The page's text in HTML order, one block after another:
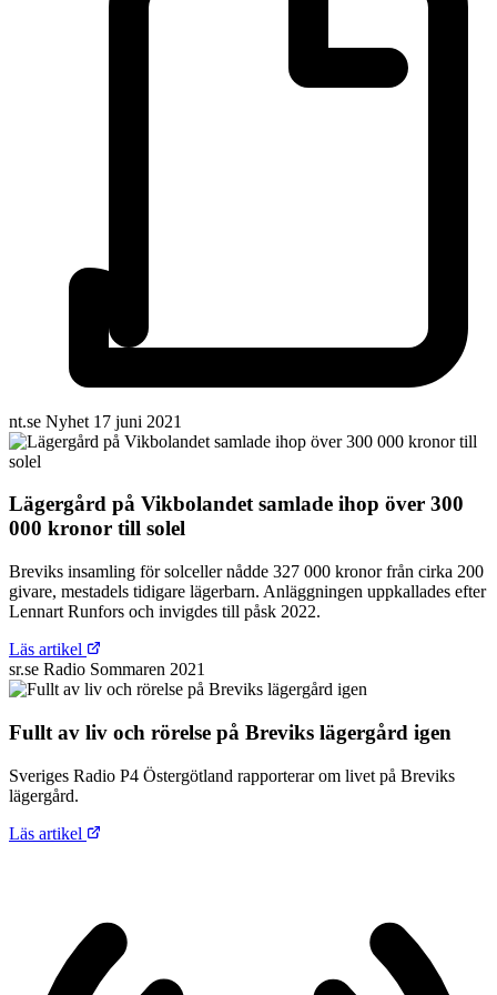
nt.se Nyhet 17 juni 2021
Lägergård på Vikbolandet samlade ihop över 300
000 kronor till solel
Breviks insamling för solceller nådde 327 000 kronor från cirka 200
givare, mestadels tidigare lägerbarn. Anläggningen uppkallades efter
Lennart Runfors och invigdes till påsk 2022.
Läs artikel
sr.se Radio Sommaren 2021
Fullt av liv och rörelse på Breviks lägergård igen
Sveriges Radio P4 Östergötland rapporterar om livet på Breviks
lägergård.
Läs artikel